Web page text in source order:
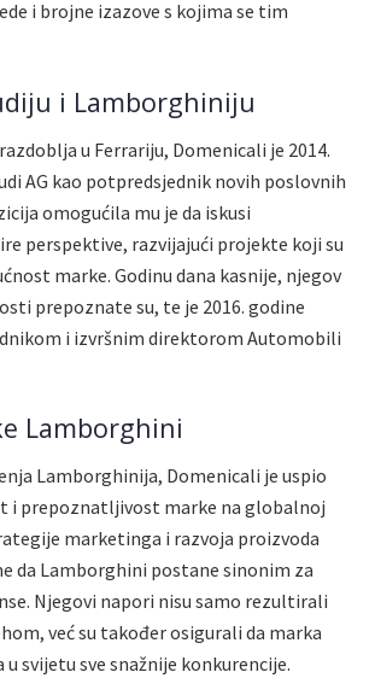
i brojne izazove s kojima se tim
i Lamborghiniju
u Ferrariju, Domenicali je 2014.
AG kao potpredsjednik novih poslovnih
omogućila mu je da iskusi
perspektive, razvijajući projekte koji su
marke. Godinu dana kasnije, njegov
prepoznate su, te je 2016. godine
i izvršnim direktorom Automobili
Lamborghini
Lamborghinija, Domenicali je uspio
i prepoznatljivost marke na globalnoj
marketinga i razvoja proizvoda
da Lamborghini postane sinonim za
Njegovi napori nisu samo rezultirali
već su također osigurali da marka
svijetu sve snažnije konkurencije.